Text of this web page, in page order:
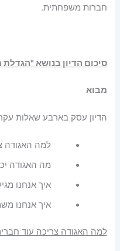
חברות משפחתית.
סיכום הדיון בנושא
מבוא
הדיון עסק בארבע שאלות
למה האגודה
מה האגודה
איך אנחנו
איך אנחנו
למה האגודה צריכה עוד